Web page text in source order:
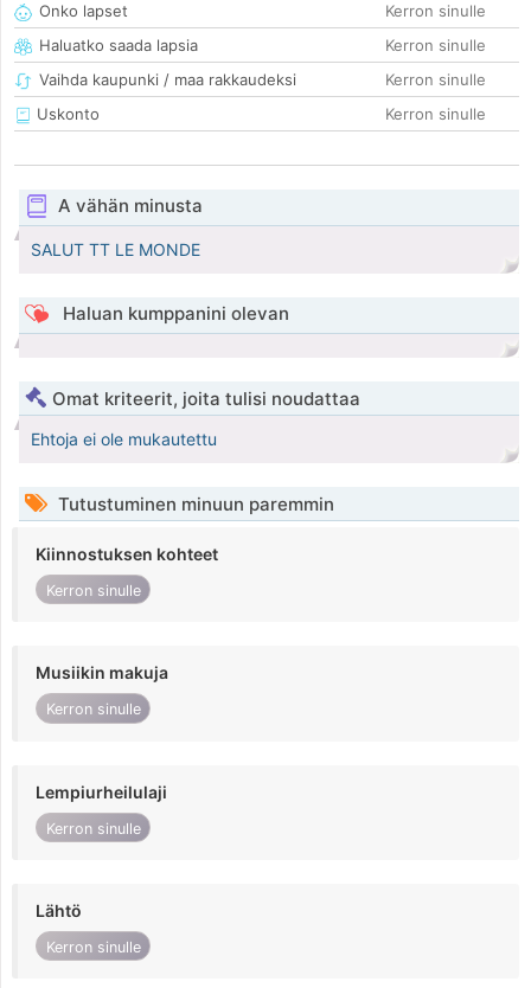
Onko lapset
Kerron sinulle
Haluatko saada lapsia
Kerron sinulle
Vaihda kaupunki / maa rakkaudeksi
Kerron sinulle
Uskonto
Kerron sinulle
A vähän minusta
SALUT TT LE MONDE
Haluan kumppanini olevan
Omat kriteerit, joita tulisi noudattaa
Ehtoja ei ole mukautettu
Tutustuminen minuun paremmin
Kiinnostuksen kohteet
Kerron sinulle
Musiikin makuja
Kerron sinulle
Lempiurheilulaji
Kerron sinulle
Lähtö
Kerron sinulle